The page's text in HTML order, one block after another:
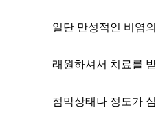
일단 만성적인 비염
래원하셔서 치료를
점막상태나 정도가